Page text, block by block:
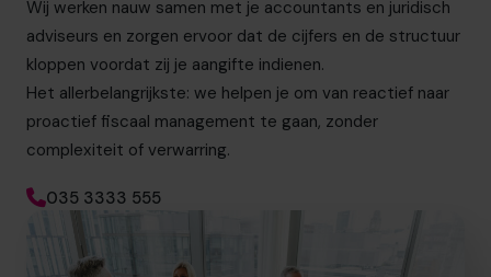
Wij werken nauw samen met je accountants en juridisch
adviseurs en zorgen ervoor dat de cijfers en de structuur
kloppen voordat zij je aangifte indienen.
Het allerbelangrijkste: we helpen je om van reactief naar
proactief fiscaal management te gaan, zonder
complexiteit of verwarring.
035 3333 555